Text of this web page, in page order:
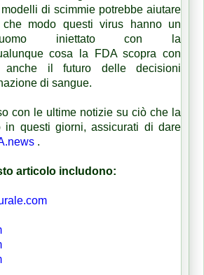
di scimmie potrebbe aiutare
modo questi virus hanno un
iniettato con la
cosa la FDA scopra con
anche il futuro delle decisioni
di sangue.
con le ultime notizie su ciò che la
in questi giorni, assicurati di dare
.
articolo includono: